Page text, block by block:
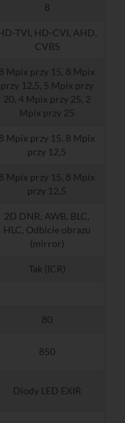
8
TVI, HD-CVI, AHD,
CVBS
8 Mpix przy 15, 8 Mpix
przy 12,5, 5 Mpix przy
20, 4 Mpix przy 25, 2
Mpix przy 25
8 Mpix przy 15, 8 Mpix
przy 12,5
8 Mpix przy 15, 8 Mpix
przy 12,5
2D DNR, AWB, BLC,
HLC, Odbicie obrazu
(mirror)
Tak (ICR)
80
850
Diody LED EXIR